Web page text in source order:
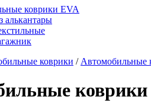
коврики EVA
алькантары
коврики / Автомобильные